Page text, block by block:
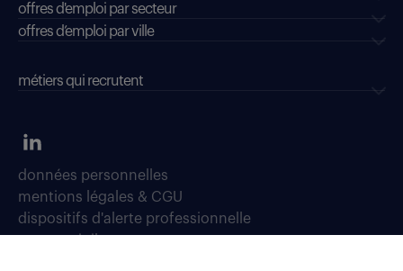
offres d'emploi par secteur
offres d’emploi par ville
métiers qui recrutent
données personnelles
mentions légales & CGU
dispositifs d'alerte professionnelle